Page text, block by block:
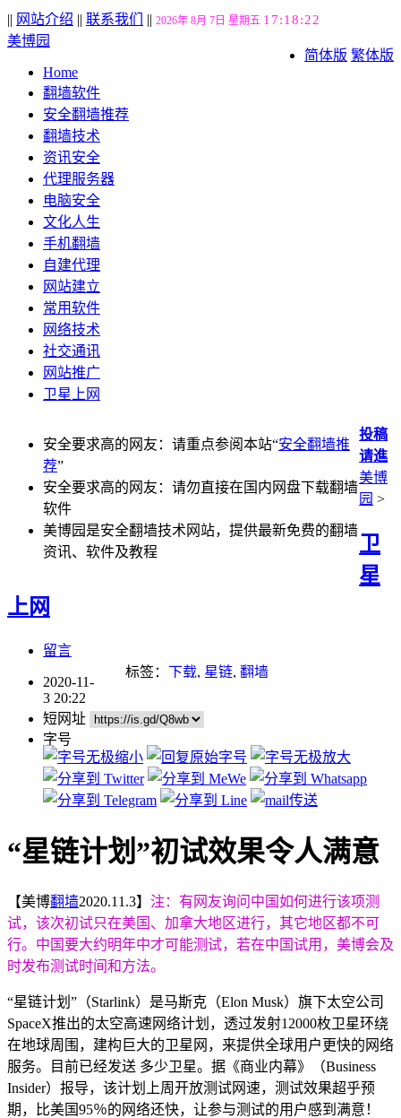
|| 网站介绍 || 联系我们 || 2026年 8月 7日 星期五 17:18:23
简体版 繁体版
美博园
Home
翻墙软件
安全翻墙推荐
翻墙技术
资讯安全
代理服务器
电脑安全
文化人生
手机翻墙
自建代理
网站建立
常用软件
网络技术
社交通讯
网站推广
卫星上网
安全要求高的网友：请重点参阅本站“安全翻墙推
荐”
安全要求高的网友：请勿直接在国内网盘下载翻墙
软件
美博园是安全翻墙技术网站，提供最新免费的翻墙
资讯、软件及教程
投稿
请進
美博
园 >
卫
星
上网
留言
标签： 下载, 星链, 翻墙
2020-11-
3 20:22
短网址
字号
“星链计划”初试效果令人满意
【美博翻墙2020.11.3】 注：有网友询问中国如何进行该项测
试，该次初试只在美国、加拿大地区进行，其它地区都不可
行。中国要大约明年中才可能测试，若在中国试用，美博会及
时发布测试时间和方法。
“星链计划”（Starlink）是马斯克（Elon Musk）旗下太空公司
SpaceX推出的太空高速网络计划，透过发射12000枚卫星环绕
在地球周围，建构巨大的卫星网，来提供全球用户更快的网络
服务。目前已经发送 多少卫星。据《商业内幕》（Business
Insider）报导，该计划上周开放测试网速，测试效果超乎预
期，比美国95％的网络还快，让参与测试的用户感到满意！